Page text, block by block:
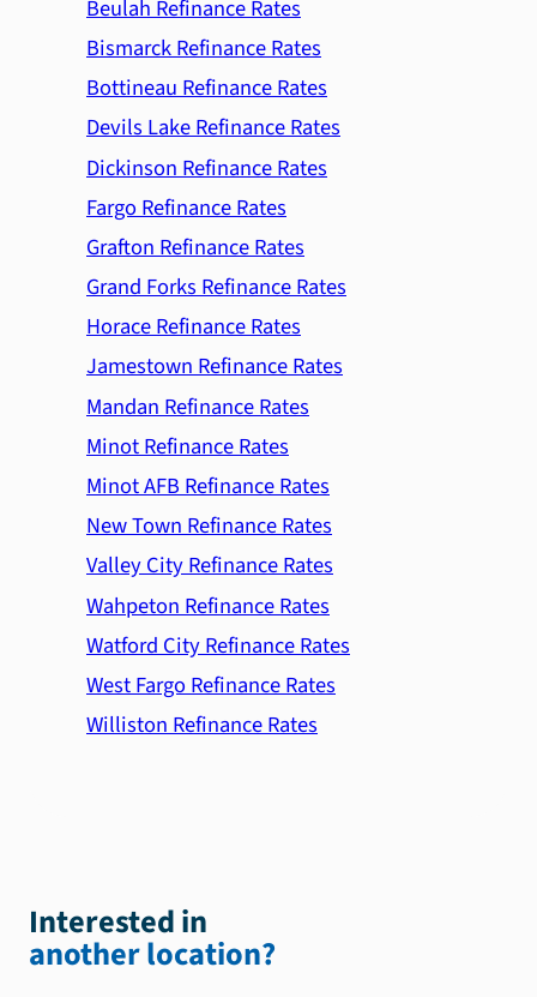
Beulah Refinance Rates
Bismarck Refinance Rates
Bottineau Refinance Rates
Devils Lake Refinance Rates
Dickinson Refinance Rates
Fargo Refinance Rates
Grafton Refinance Rates
Grand Forks Refinance Rates
Horace Refinance Rates
Jamestown Refinance Rates
Mandan Refinance Rates
Minot Refinance Rates
Minot AFB Refinance Rates
New Town Refinance Rates
Valley City Refinance Rates
Wahpeton Refinance Rates
Watford City Refinance Rates
West Fargo Refinance Rates
Williston Refinance Rates
Interested in
another location?